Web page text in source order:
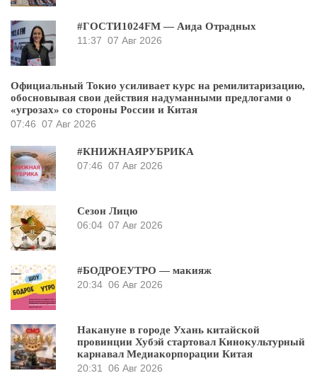
#ГОСТИ1024FM — Аида Отрадных
11:37 07 Авг 2026
Официальный Токио усиливает курс на ремилитаризацию,
обосновывая свои действия надуманными предлогами о
«угрозах» со стороны России и Китая
07:46 07 Авг 2026
#КНИЖНАЯРУБРИКА
07:46 07 Авг 2026
Сезон Лицю
06:04 07 Авг 2026
#БОДРОЕУТРО — макияж
20:34 06 Авг 2026
Накануне в городе Ухань китайской
провинции Хубэй стартовал Кинокультурный
карнавал Медиакорпорации Китая
20:31 06 Авг 2026